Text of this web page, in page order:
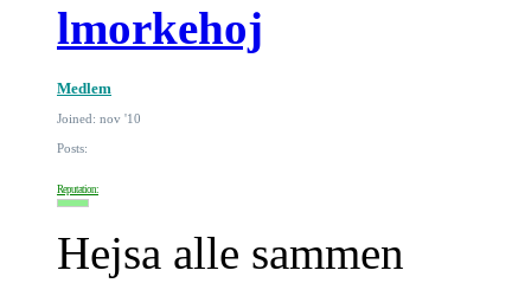
lmorkehoj
Medlem
Joined: nov '10
Posts:
Reputation:
Hejsa alle sammen